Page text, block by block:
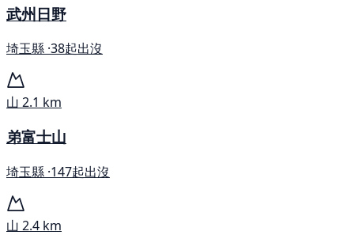
武州日野
埼玉縣 ·38起出沒
山 2.1 km
弟富士山
埼玉縣 ·147起出沒
山 2.4 km